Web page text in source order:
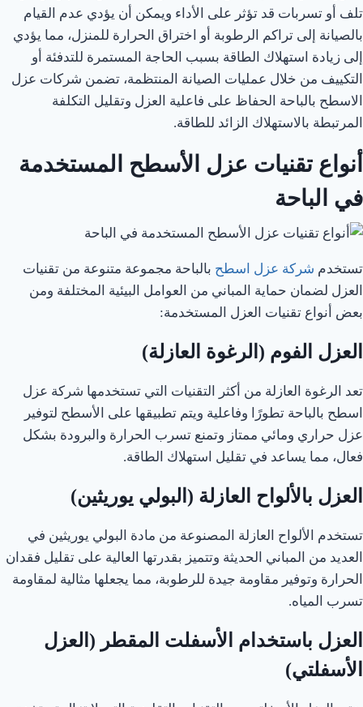
تلف أو تسربات قد تؤثر على الأداء ويمكن أن يؤدي عدم القيام
بالصيانة إلى تراكم الرطوبة أو اختراق الحرارة للمنزل، مما يؤدي
إلى زيادة استهلاك الطاقة بسبب الحاجة المستمرة للتدفئة أو
التكييف من خلال عمليات الصيانة المنتظمة، تضمن شركات عزل
الاسطح بالباحة الحفاظ على فاعلية العزل وتقليل التكلفة
المرتبطة بالاستهلاك الزائد للطاقة.
أنواع تقنيات عزل الأسطح المستخدمة
في الباحة
تستخدم شركة عزل اسطح بالباحة مجموعة متنوعة من تقنيات
العزل لضمان حماية المباني من العوامل البيئية المختلفة ومن
بعض أنواع تقنيات العزل المستخدمة:
العزل الفوم (الرغوة العازلة)
تعد الرغوة العازلة من أكثر التقنيات التي تستخدمها شركة عزل
اسطح بالباحة تطورًا وفاعلية ويتم تطبيقها على الأسطح لتوفير
عزل حراري ومائي ممتاز وتمنع تسرب الحرارة والبرودة بشكل
فعال، مما يساعد في تقليل استهلاك الطاقة.
العزل بالألواح العازلة (البولي يوريثين)
تستخدم الألواح العازلة المصنوعة من مادة البولي يوريثين في
العديد من المباني الحديثة وتتميز بقدرتها العالية على تقليل فقدان
الحرارة وتوفير مقاومة جيدة للرطوبة، مما يجعلها مثالية لمقاومة
تسرب المياه.
العزل باستخدام الأسفلت المقطر (العزل
الأسفلتي)